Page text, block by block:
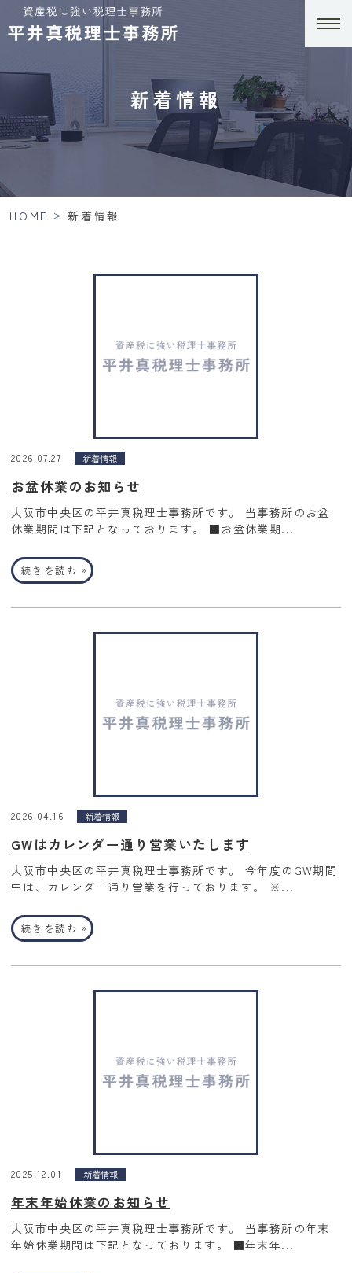
新着情報
HOME > 新着情報
2026.07.27 新着情報
お盆休業のお知らせ
大阪市中央区の平井真税理士事務所です。 当事務所のお盆
休業期間は下記となっております。 ■お盆休業期...
続きを読む »
2026.04.16 新着情報
GWはカレンダー通り営業いたします
大阪市中央区の平井真税理士事務所です。 今年度のGW期間
中は、カレンダー通り営業を行っております。 ※...
続きを読む »
2025.12.01 新着情報
年末年始休業のお知らせ
大阪市中央区の平井真税理士事務所です。 当事務所の年末
年始休業期間は下記となっております。 ■年末年...